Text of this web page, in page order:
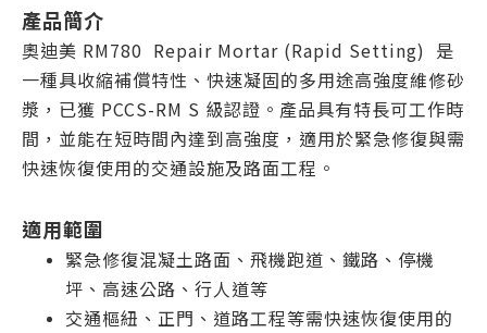
產品簡介
奧迪美 RM780 Repair Mortar (Rapid Setting) 是
一種具收縮補償特性、快速凝固的多用途高強度維修砂
漿，已獲 PCCS-RM S 級認證。產品具有特長可工作時
間，並能在短時間內達到高強度，適用於緊急修復與需
快速恢復使用的交通設施及路面工程。
適用範圍
緊急修復混凝土路面、飛機跑道、鐵路、停機
坪、高速公路、行人道等
交通樞紐、正門、道路工程等需快速恢復使用的